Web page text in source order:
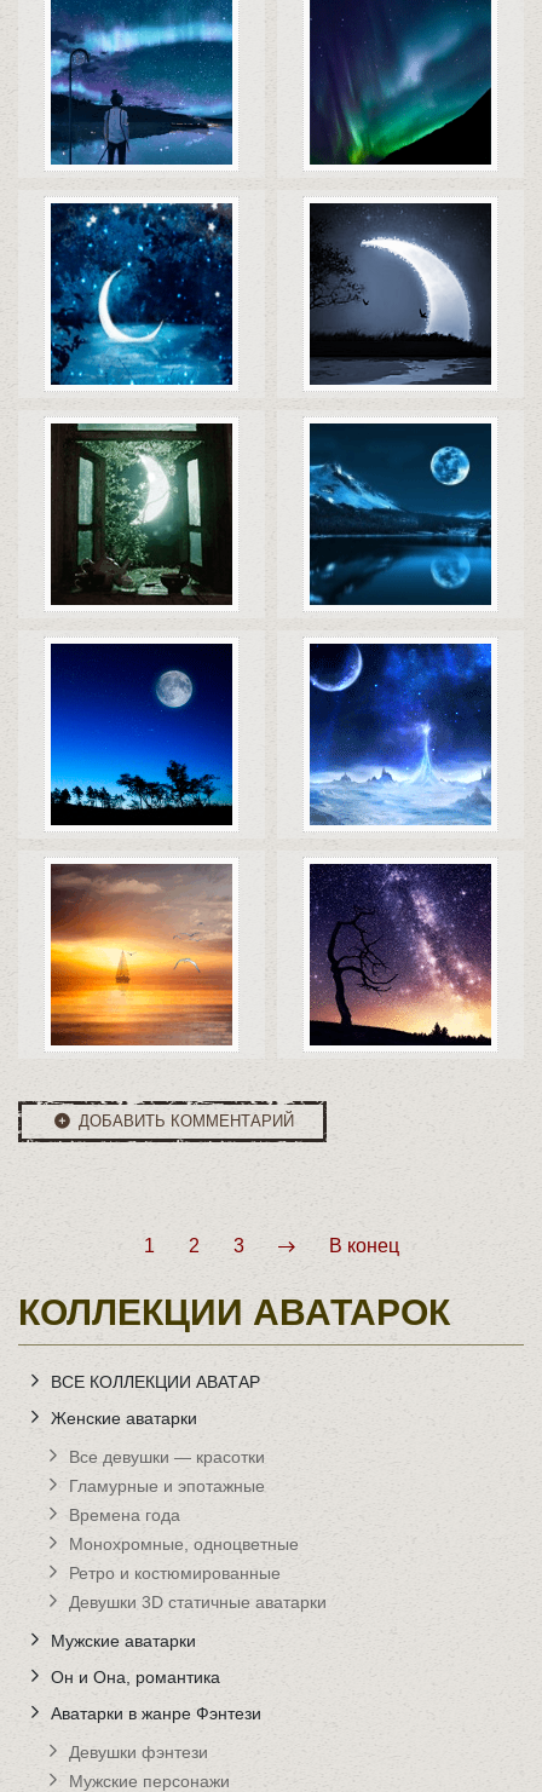
Коды Скачать Коды Скачать
Коды Скачать Коды Скачать
Коды Скачать Коды Скачать
Коды Скачать Коды Скачать
Коды Скачать Коды Скачать
ДОБАВИТЬ КОММЕНТАРИЙ
1 2 3 В конец
КОЛЛЕКЦИИ АВАТАРОК
ВСЕ КОЛЛЕКЦИИ АВАТАР
Женские аватарки
Все девушки — красотки
Гламурные и эпотажные
Времена года
Монохромные, одноцветные
Ретро и костюмированные
Девушки 3D статичные аватарки
Мужские аватарки
Он и Она, романтика
Аватарки в жанре Фэнтези
Девушки фэнтези
Мужские персонажи